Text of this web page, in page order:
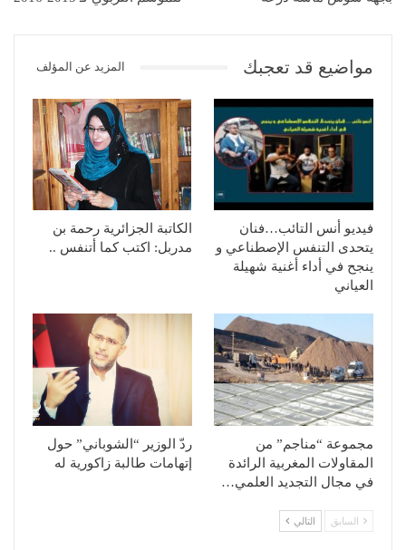
مواضيع قد تعجبك المزيد عن المؤلف
فيديو أنس التائب…فنان
يتحدى التنفس الإصطناعي و
ينجح في أداء أغنية شهيلة
العياني
الكاتبة الجزائرية رحمة بن
مدربل: اكتب كما أتنفس ..
مجموعة “مناجم” من
المقاولات المغربية الرائدة
في مجال التجديد العلمي…
ردّ الوزير “الشوباني” حول
إتهامات طالبة زاكورية له
السابق التالي